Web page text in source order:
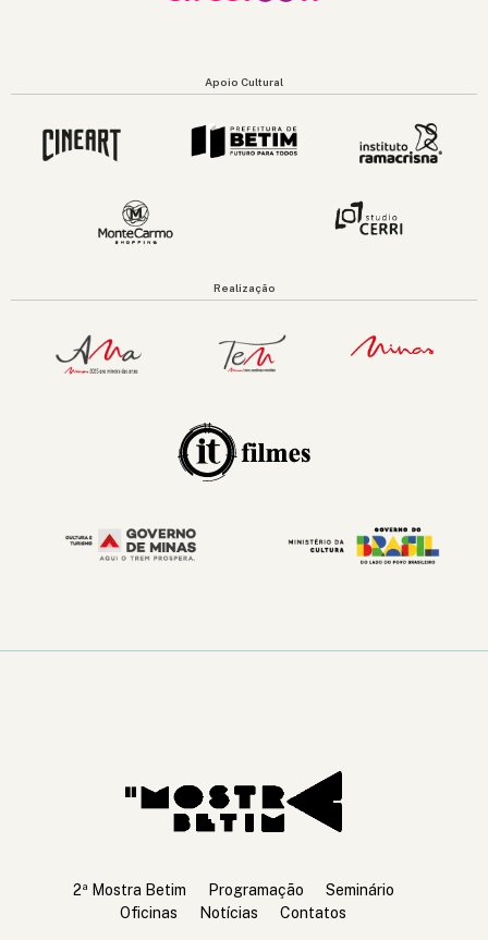
Apoio Cultural
Realização
2ª Mostra Betim Programação
Seminário
Oficinas
Notícias Contatos